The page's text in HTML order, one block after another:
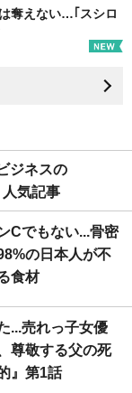
奪えない…｢スシロ
ジネスの
人気記事
Cでもない...骨密
の日本人が不
食材
...売れっ子女優
尊敬する父の死
』第1話